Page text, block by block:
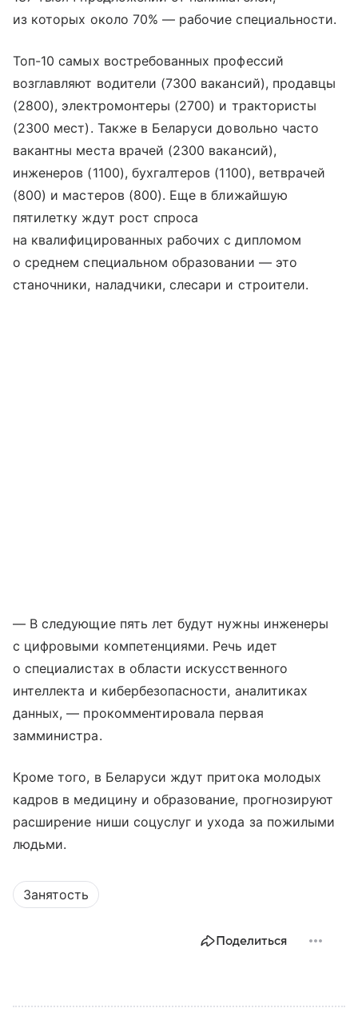
из которых около 70% — рабочие специальности.
Топ-10 самых востребованных профессий
возглавляют водители (7300 вакансий), продавцы
(2800), электромонтеры (2700) и трактористы
(2300 мест). Также в Беларуси довольно часто
вакантны места врачей (2300 вакансий),
инженеров (1100), бухгалтеров (1100), ветврачей
(800) и мастеров (800). Еще в ближайшую
пятилетку ждут рост спроса
на квалифицированных рабочих с дипломом
о среднем специальном образовании — это
станочники, наладчики, слесари и строители.
— В следующие пять лет будут нужны инженеры
с цифровыми компетенциями. Речь идет
о специалистах в области искусственного
интеллекта и кибербезопасности, аналитиках
данных, — прокомментировала первая
замминистра.
Кроме того, в Беларуси ждут притока молодых
кадров в медицину и образование, прогнозируют
расширение ниши соцуслуг и ухода за пожилыми
людьми.
Занятость
Поделиться